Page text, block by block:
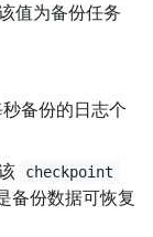
值为备份任务
备份的日志个
checkpoint
备份数据可恢复